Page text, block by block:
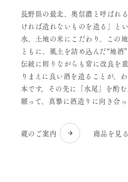
長野県の最北、奥信濃と呼ばれ
ければ造れないものを造る」と
水、土地の米にこだわり、この
ともに、風土を詰め込んだ“地酒
伝統に則りながらも常に改良を
りまえに良い酒を造ることが、
本です。その先に「水尾」を酌
願って、真摯に酒造りに向き合っ
蔵のご案内 商品を見る